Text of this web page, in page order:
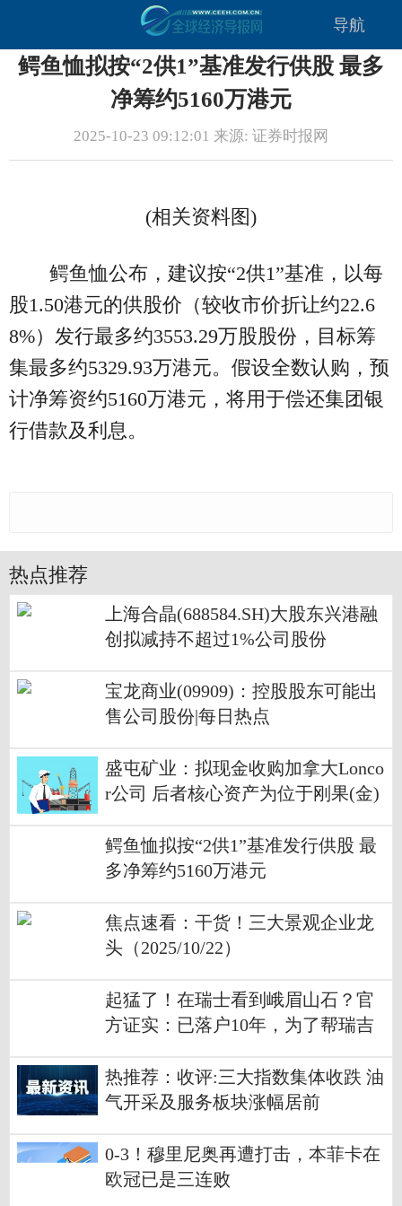
导航
鳄鱼恤拟按“2供1”基准发行供股 最多
净筹约5160万港元
2025-10-23 09:12:01 来源: 证券时报网
(相关资料图)
鳄鱼恤公布，建议按“2供1”基准，以每
股1.50港元的供股价（较收市价折让约22.6
8%）发行最多约3553.29万股股份，目标筹
集最多约5329.93万港元。假设全数认购，预
计净筹资约5160万港元，将用于偿还集团银
行借款及利息。
热点推荐
上海合晶(688584.SH)大股东兴港融
创拟减持不超过1%公司股份
宝龙商业(09909)：控股股东可能出
售公司股份|每日热点
盛屯矿业：拟现金收购加拿大Lonco
r公司 后者核心资产为位于刚果(金)
鳄鱼恤拟按“2供1”基准发行供股 最
多净筹约5160万港元
焦点速看：干货！三大景观企业龙
头（2025/10/22）
起猛了！在瑞士看到峨眉山石？官
方证实：已落户10年，为了帮瑞吉
热推荐：收评:三大指数集体收跌 油
气开采及服务板块涨幅居前
0-3！穆里尼奥再遭打击，本菲卡在
欧冠已是三连败